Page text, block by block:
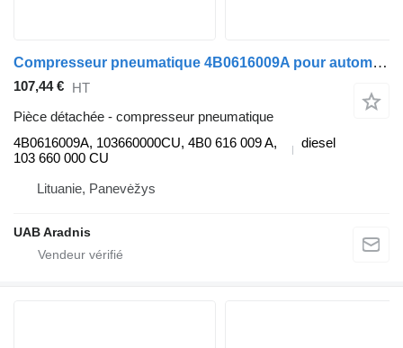
Compresseur pneumatique 4B0616009A pour automobile Audi A6 Avant (4B5, C5)
107,44 € HT
Pièce détachée - compresseur pneumatique
4B0616009A, 103660000CU, 4B0 616 009 A,
103 660 000 CU
diesel
Lituanie, Panevėžys
UAB Aradnis